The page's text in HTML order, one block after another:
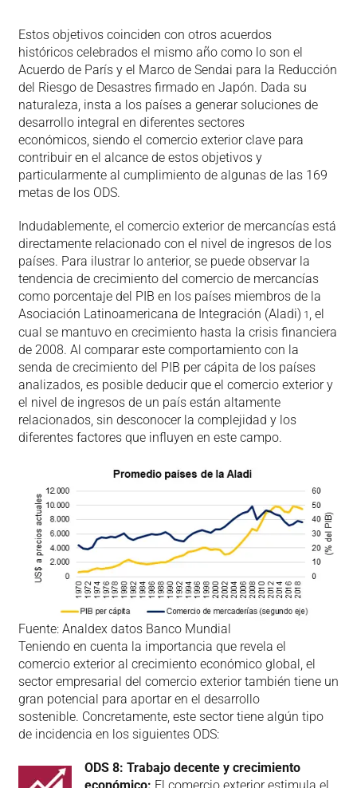
Estos objetivos coinciden con otros acuerdos
históricos celebrados el mismo año como lo son el
Acuerdo de París y el Marco de Sendai para la Reducción
del Riesgo de Desastres firmado en Japón. Dada su
naturaleza, insta a los países a generar soluciones de
desarrollo integral en diferentes sectores
económicos, siendo el comercio exterior clave para
contribuir en el alcance de estos objetivos y
particularmente al cumplimiento de algunas de las 169
metas de los ODS.
Indudablemente, el comercio exterior de mercancías está
directamente relacionado con el nivel de ingresos de los
países. Para ilustrar lo anterior, se puede observar la
tendencia de crecimiento del comercio de mercancías
como porcentaje del PIB en los países miembros de la
Asociación Latinoamericana de Integración (Aladi) 1 , el
cual se mantuvo en crecimiento hasta la crisis financiera
de 2008. Al comparar este comportamiento con la
senda de crecimiento del PIB per cápita de los países
analizados, es posible deducir que el comercio exterior y
el nivel de ingresos de un país están altamente
relacionados, sin desconocer la complejidad y los
diferentes factores que influyen en este campo.
Fuente: Analdex datos Banco Mundial
Teniendo en cuenta la importancia que revela el
comercio exterior al crecimiento económico global, el
sector empresarial del comercio exterior también tiene un
gran potencial para aportar en el desarrollo
sostenible. Concretamente, este sector tiene algún tipo
de incidencia en los siguientes ODS:
ODS 8: Trabajo decente y crecimiento